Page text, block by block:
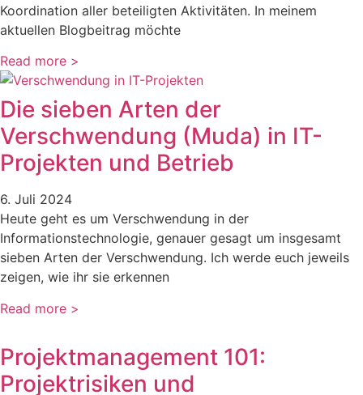
Koordination aller beteiligten Aktivitäten. In meinem
aktuellen Blogbeitrag möchte
Read more >
Die sieben Arten der
Verschwendung (Muda) in IT-
Projekten und Betrieb
6. Juli 2024
Heute geht es um Verschwendung in der
Informationstechnologie, genauer gesagt um insgesamt
sieben Arten der Verschwendung. Ich werde euch jeweils
zeigen, wie ihr sie erkennen
Read more >
Projektmanagement 101:
Projektrisiken und